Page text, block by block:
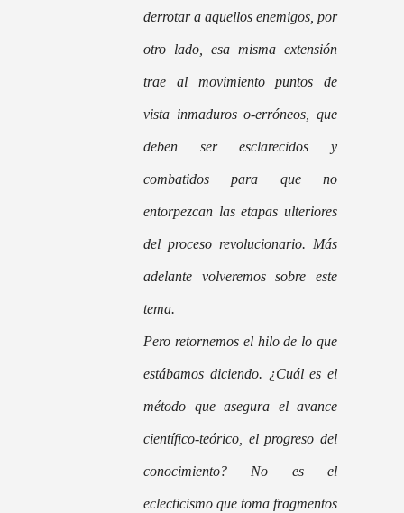
derrotar a aquellos enemigos, por
otro lado, esa misma extensión
trae al movimiento puntos de
vista inmaduros o-erróneos, que
deben ser esclarecidos y
combatidos para que no
entorpezcan las etapas ulteriores
del proceso revolucionario. Más
adelante volveremos sobre este
tema.
Pero retornemos el hilo de lo que
estábamos diciendo. ¿Cuál es el
método que asegura el avance
científico-teórico, el progreso del
conocimiento? No es el
eclecticismo que toma fragmentos